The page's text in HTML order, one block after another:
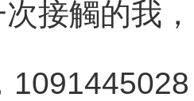
接觸的我
1091445028